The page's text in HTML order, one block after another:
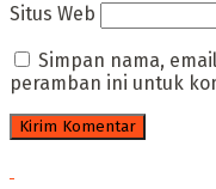
Situs Web
Simpan nama,
peramban ini untuk